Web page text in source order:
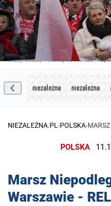
Kluby Gazety Polskiej na Marszu
NIEZALEŻNA.PL ›POLSKA›
POLSKA
Marsz
Warszawie -